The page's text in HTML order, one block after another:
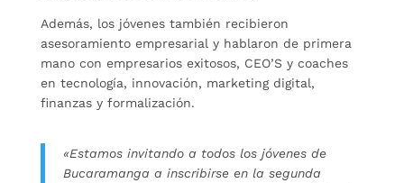
Además, los jóvenes también recibieron
asesoramiento empresarial y hablaron de primera
mano con empresarios exitosos, CEO’S y coaches
en tecnología, innovación, marketing digital,
finanzas y formalización.
«Estamos invitando a todos los jóvenes de
Bucaramanga a inscribirse en la segunda